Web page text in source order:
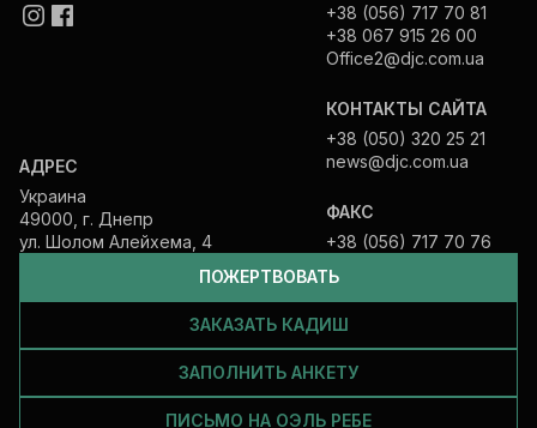
ПОЖЕРТВОВАТЬ
ЗАКАЗАТЬ КАДИШ
ЗАПОЛНИТЬ АНКЕТУ
ПИСЬМО НА ОЭЛЬ РЕБЕ
АДРЕС
Украина
49000, г. Днепр
ул. Шолом Алейхема, 4
+38 (056) 717 70 81
+38 067 915 26 00
Office2@djc.com.ua
КОНТАКТЫ САЙТА
+38 (050) 320 25 21
news@djc.com.ua
ФАКС
+38 (056) 717 70 76